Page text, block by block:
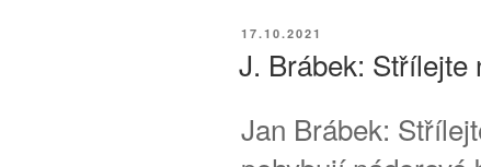
PUBLIKOVÁNO
17.10.2021
J. Brábek: Střílejte
Jan Brábek: